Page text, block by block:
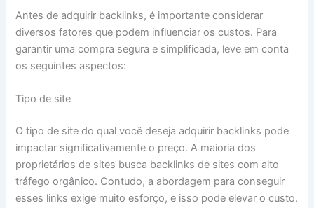
Antes de adquirir backlinks, é importante considerar
diversos fatores que podem influenciar os custos. Para
garantir uma compra segura e simplificada, leve em conta
os seguintes aspectos:
Tipo de site
O tipo de site do qual você deseja adquirir backlinks pode
impactar significativamente o preço. A maioria dos
proprietários de sites busca backlinks de sites com alto
tráfego orgânico. Contudo, a abordagem para conseguir
esses links exige muito esforço, e isso pode elevar o custo.